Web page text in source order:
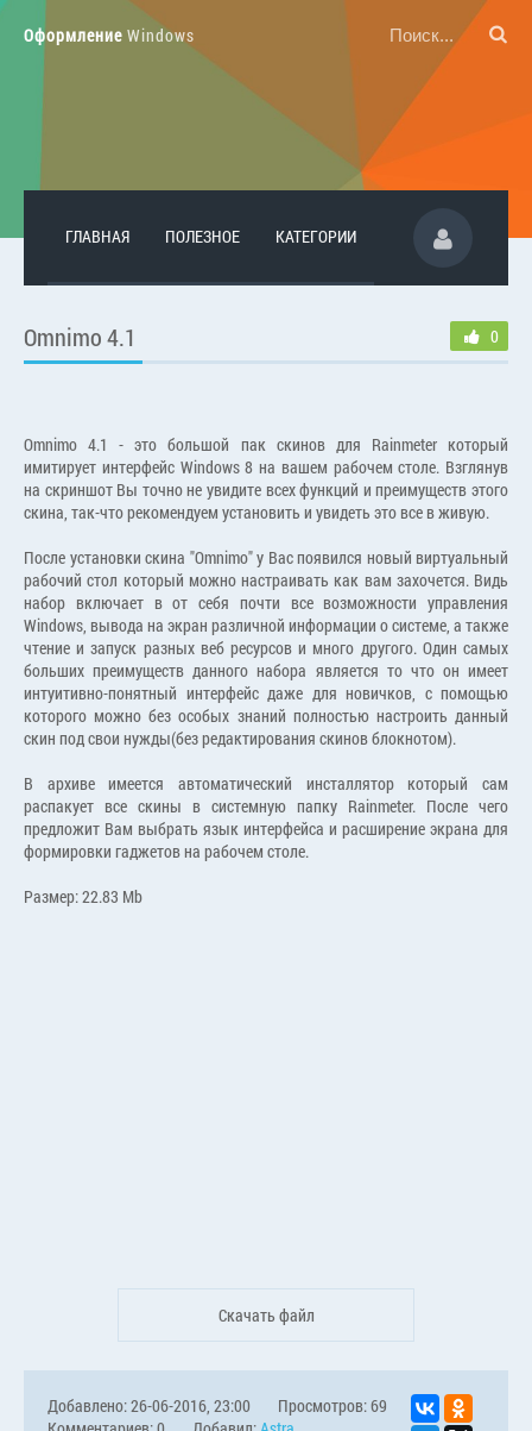
Оформление Windows
ГЛАВНАЯ ПОЛЕЗНОЕ КАТЕГОРИИ
Omnimo 4.1 0
Omnimo 4.1 - это большой пак скинов для Rainmeter который
имитирует интерфейс Windows 8 на вашем рабочем столе. Взглянув
на скриншот Вы точно не увидите всех функций и преимуществ этого
скина, так-что рекомендуем установить и увидеть это все в живую.
После установки скина "Omnimo" у Вас появился новый виртуальный
рабочий стол который можно настраивать как вам захочется. Видь
набор включает в от себя почти все возможности управления
Windows, вывода на экран различной информации о системе, а также
чтение и запуск разных веб ресурсов и много другого. Один самых
больших преимуществ данного набора является то что он имеет
интуитивно-понятный интерфейс даже для новичков, с помощью
которого можно без особых знаний полностью настроить данный
скин под свои нужды(без редактирования скинов блокнотом).
В архиве имеется автоматический инсталлятор который сам
распакует все скины в системную папку Rainmeter. После чего
предложит Вам выбрать язык интерфейса и расширение экрана для
формировки гаджетов на рабочем столе.
Размер: 22.83 Mb
Скачать файл
Добавлено: 26-06-2016, 23:00
Просмотров: 69